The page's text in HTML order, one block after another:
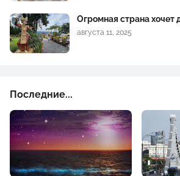
Огромная страна хочет
августа 11, 2025
Последние...